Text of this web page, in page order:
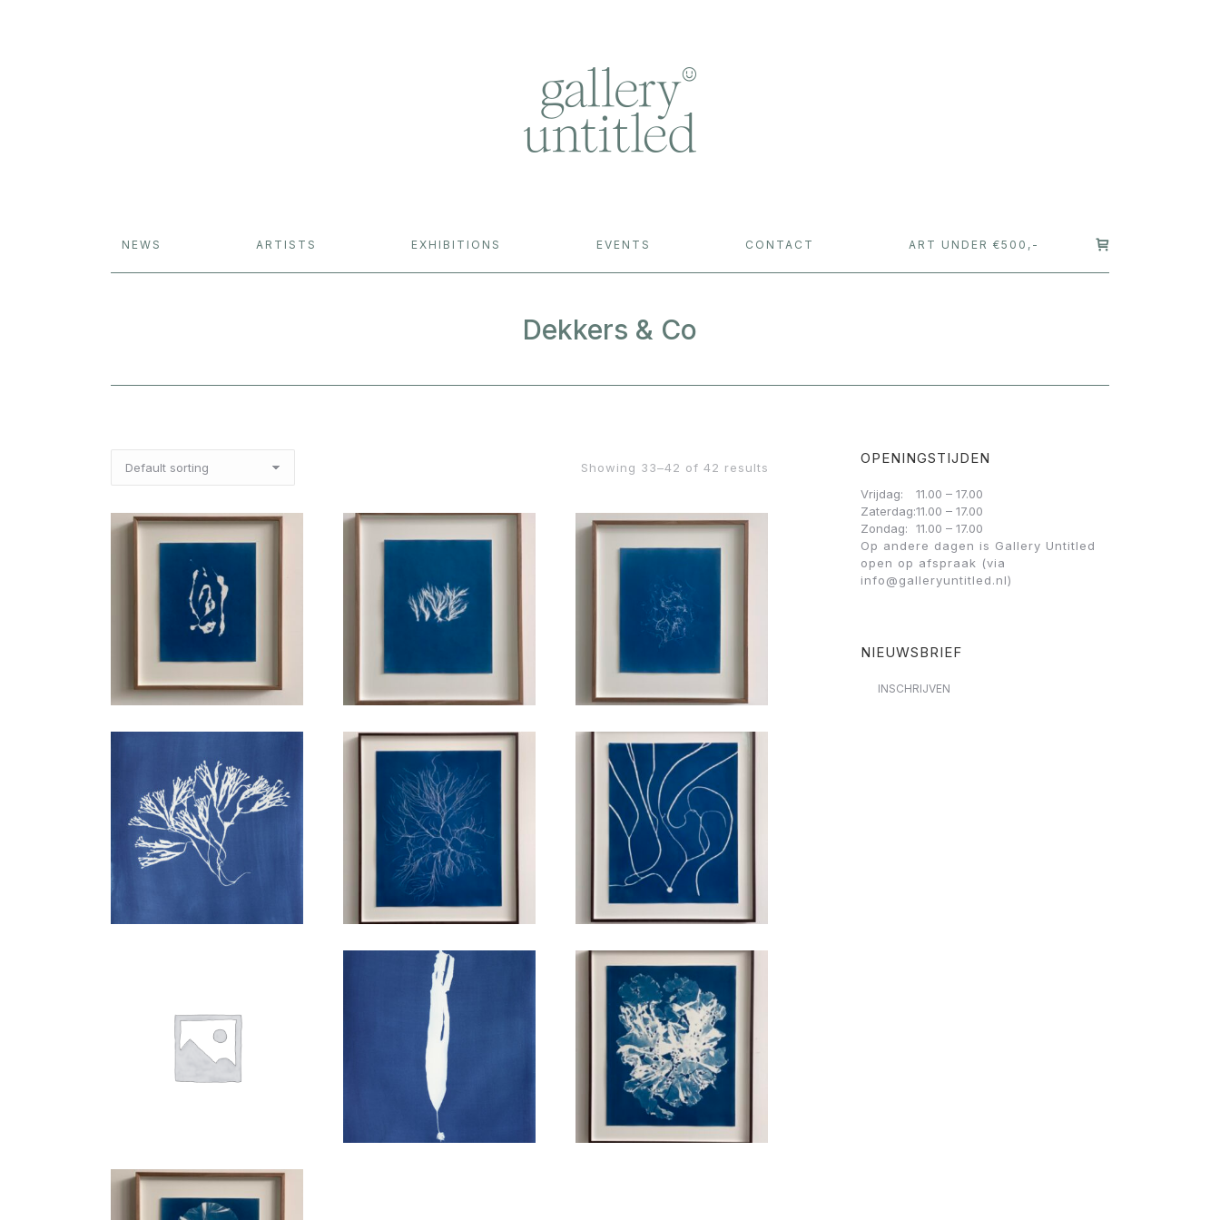
NEWS ARTISTS EXHIBITIONS EVENTS CONTACT ART UNDER €500,-
Dekkers & Co
Showing 33–42 of 42 results
OPENINGSTIJDEN
Vrijdag:
11.00 – 17.00
Zaterdag:11.00 – 17.00
Zondag:
11.00 – 17.00
Op andere dagen is Gallery Untitled
open op afspraak (via
info@galleryuntitled.nl)
NIEUWSBRIEF
INSCHRIJVEN